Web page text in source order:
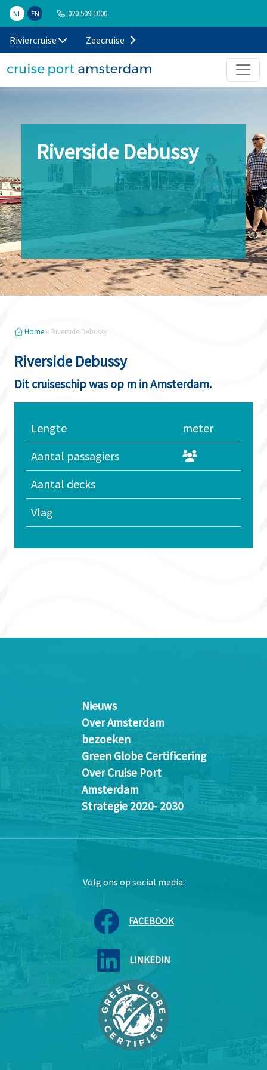
NL EN 020 509 1000
Riviercruise Zeecruise
Riverside Debussy
Home » Riverside Debussy
Riverside Debussy
Dit cruiseschip was op m in Amsterdam.
Lengte
meter
Aantal passagiers
Aantal decks
Vlag
Nieuws
Over Amsterdam
bezoeken
Green Globe Certificering
Over Cruise Port
Amsterdam
Strategie 2020- 2030
Volg ons op social media:
FACEBOOK
LINKEDIN